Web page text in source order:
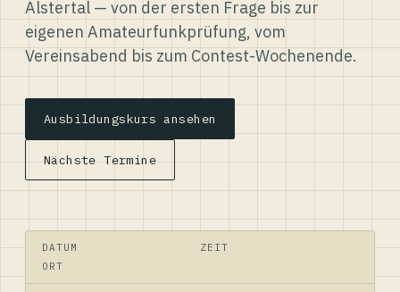
Alstertal — von der ersten Frage bis zur
eigenen Amateurfunkprüfung, vom
Vereinsabend bis zum Contest-Wochenende.
Ausbildungskurs ansehen
Nächste Termine
DATUM
ZEIT
ORT